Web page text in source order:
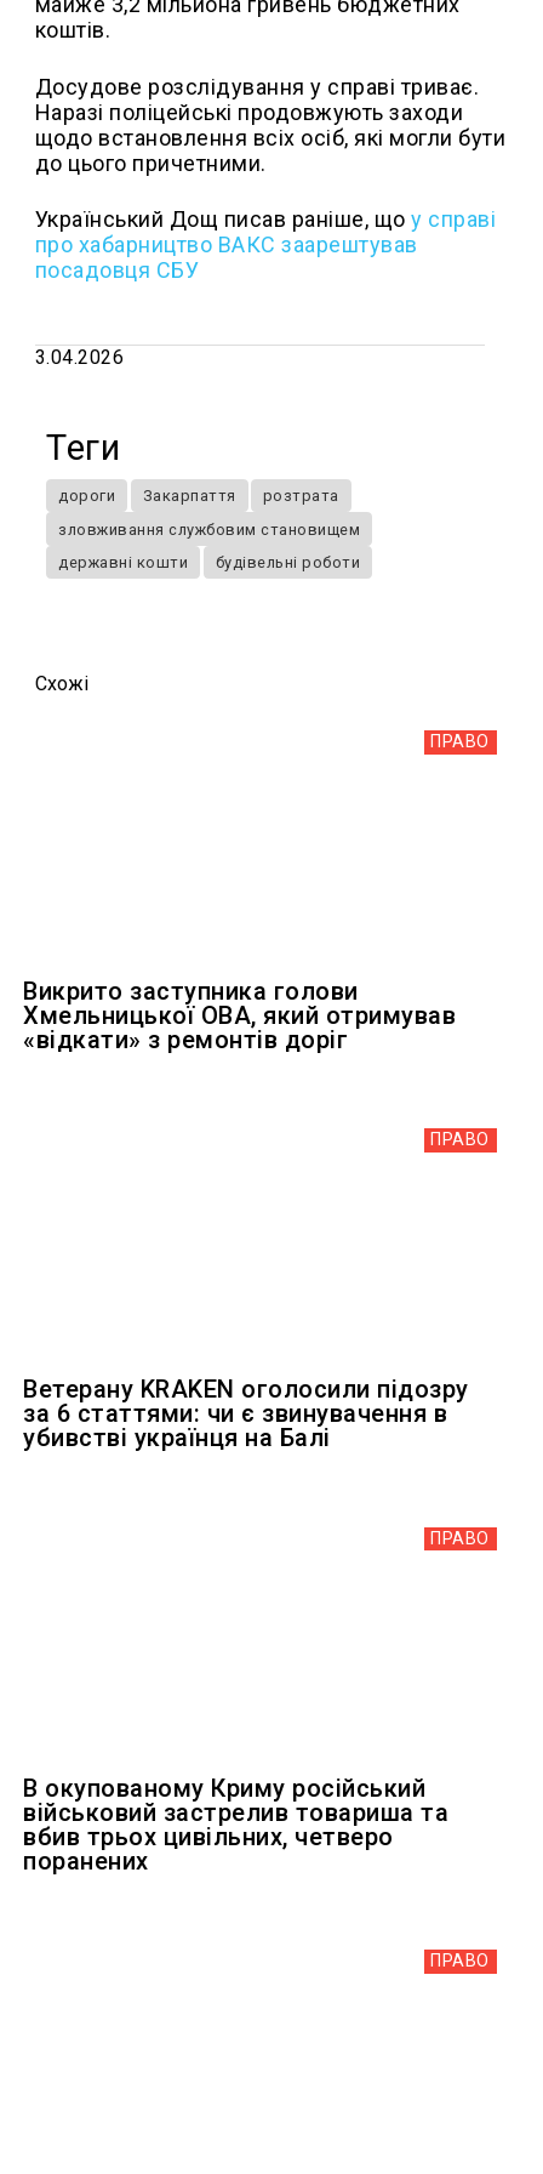
коштів.
Досудове розслідування у справі триває.
Наразі поліцейські продовжують заходи
щодо встановлення всіх осіб, які могли бути
до цього причетними.
Український Дощ писав раніше, щоу справі
про хабарництво ВАКС заарештував
посадовця СБУ
3.04.2026
Теги
дороги Закарпаття
розтрата
зловживання службовим становищем
державні кошти
будівельні роботи
Схожi
ПРАВО
Викрито заступника голови
Хмельницької ОВА, який отримував
«відкати» з ремонтів доріг
ПРАВО
Ветерану KRAKEN оголосили підозру
за 6 статтями: чи є звинувачення в
убивстві українця на Балі
ПРАВО
В окупованому Криму російський
військовий застрелив товариша та
вбив трьох цивільних, четверо
поранених
ПРАВО